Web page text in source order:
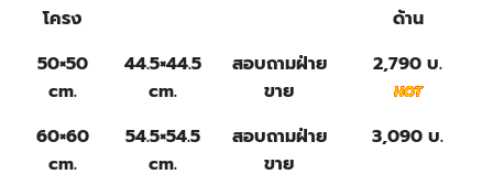
โครง
ด้าน
50×50
cm.
44.5×44.5
cm.
สอบถามฝ่าย
ขาย
2,790 บ.
60×60
cm.
54.5×54.5
cm.
สอบถามฝ่าย
ขาย
3,090 บ.